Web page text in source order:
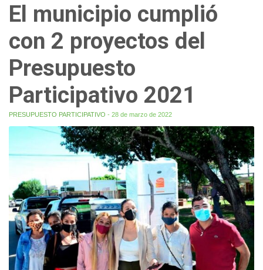
El municipio cumplió
con 2 proyectos del
Presupuesto
Participativo 2021
PRESUPUESTO PARTICIPATIVO - 28 de marzo de 2022